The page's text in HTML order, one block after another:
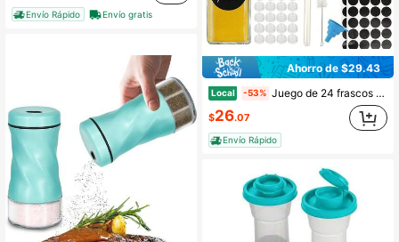
Envío Rápido Envío gratis
Ahorro de $29.43
Local -53% Juego de 24 frascos de vidrio para especias con etiquetas, recipientes de 118 ml (4 oz) con tapas de bambú, juego de prueba y suplemento de recipientes cuadrados para condimentos, ideal para especieros, cajones y armarios.
$26.07
Envío Rápido